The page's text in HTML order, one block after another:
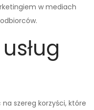
w mediach
szereg korzyści, które